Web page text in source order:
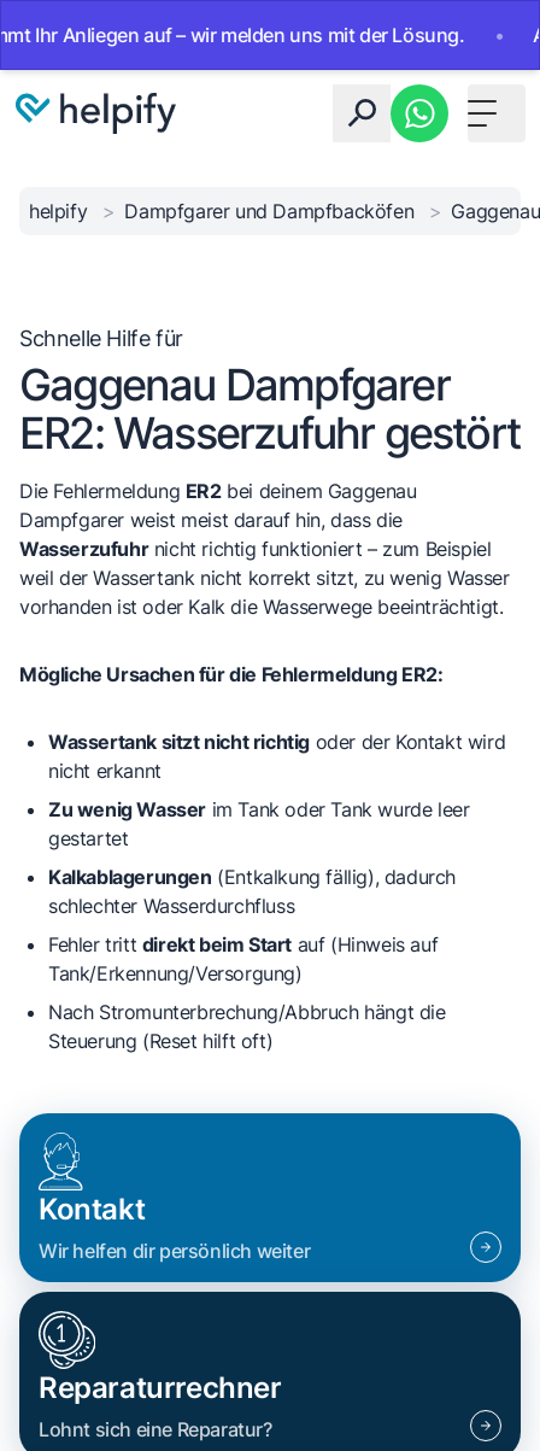
auf – wir melden uns mit der Lösung. • Ab
Toggle
helpify > Dampfgarer und Dampfbacköfen >
Schnelle Hilfe für
Gaggenau Dampfgarer
ER2: Wasserzufuhr gestört
Die Fehlermeldung ER2bei deinem Gaggenau
Dampfgarer weist meist darauf hin, dass die
Wasserzufuhrnicht richtig funktioniert – zum Beispiel
weil der Wassertank nicht korrekt sitzt, zu wenig Wasser
vorhanden ist oder Kalk die Wasserwege beeinträchtigt.
Mögliche Ursachen für die Fehlermeldung ER2:
Wassertank sitzt nicht richtig oder der Kontakt wird
nicht erkannt
Zu wenig Wasser im Tank oder Tank wurde leer
gestartet
Kalkablagerungen (Entkalkung fällig), dadurch
schlechter Wasserdurchfluss
Fehler tritt direkt beim Start auf (Hinweis auf
Tank/Erkennung/Versorgung)
Nach Stromunterbrechung/Abbruch hängt die
Steuerung (Reset hilft oft)
Kontakt
Wir helfen dir persönlich weiter
Reparaturrechner
Lohnt sich eine Reparatur?